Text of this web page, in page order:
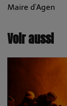
Maire d’Agen
Voir aussi